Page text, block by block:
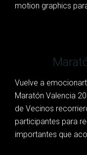
motion graphics
Vuelve a
Maratón Valencia
de Vecinos
participantes para
importantes que